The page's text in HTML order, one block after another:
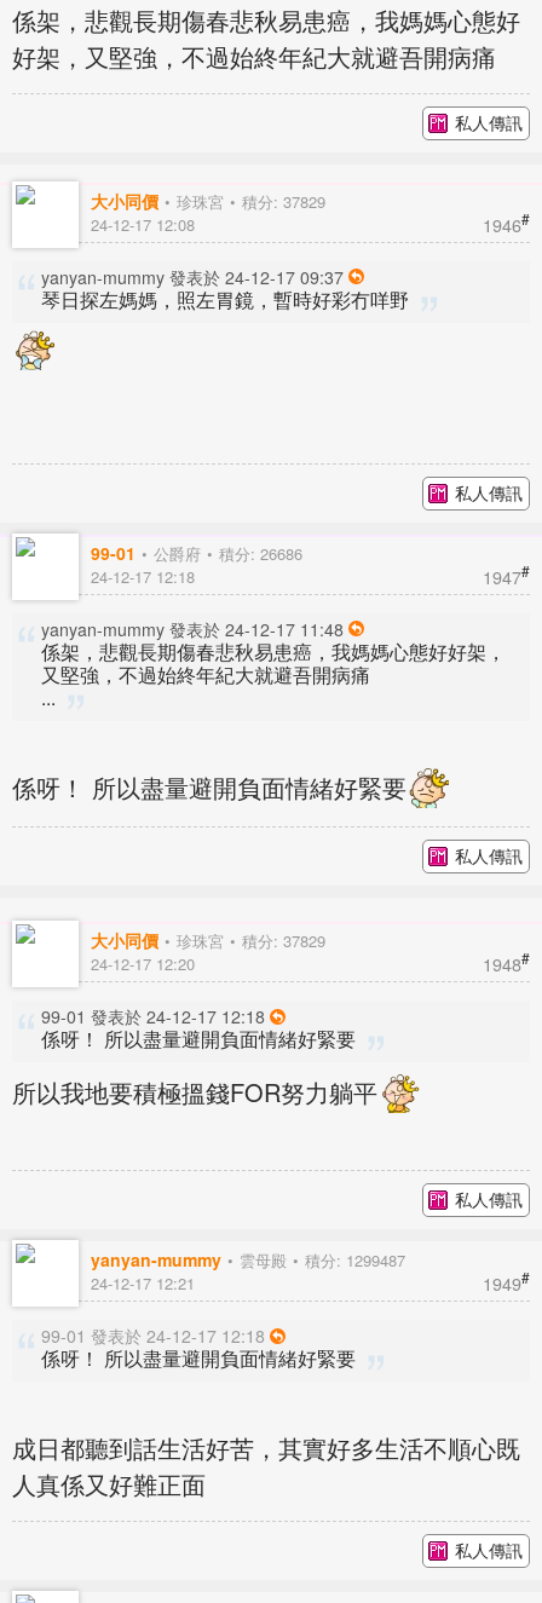
係架，悲觀長期傷春悲秋易患癌，我媽媽心態好
好架，又堅強，不過始終年紀大就避吾開病痛
私人傳訊
大小同價 珍珠宮 積分: 37829
1946#
24-12-17 12:08
yanyan-mummy 發表於 24-12-17 09:37
琴日探左媽媽，照左胃鏡，暫時好彩冇咩野
私人傳訊
99-01 公爵府 積分: 26686
1947#
24-12-17 12:18
yanyan-mummy 發表於 24-12-17 11:48
係架，悲觀長期傷春悲秋易患癌，我媽媽心態好好架，
又堅強，不過始終年紀大就避吾開病痛
...
係呀！ 所以盡量避開負面情緒好緊要
私人傳訊
大小同價 珍珠宮 積分: 37829
1948#
24-12-17 12:20
99-01 發表於 24-12-17 12:18
係呀！ 所以盡量避開負面情緒好緊要
所以我地要積極搵錢FOR努力躺平
私人傳訊
yanyan-mummy 雲母殿 積分: 1299487
1949#
24-12-17 12:21
99-01 發表於 24-12-17 12:18
係呀！ 所以盡量避開負面情緒好緊要
成日都聽到話生活好苦，其實好多生活不順心既
人真係又好難正面
私人傳訊